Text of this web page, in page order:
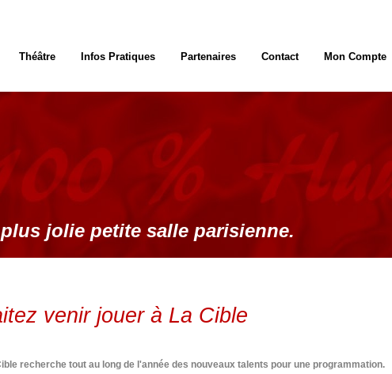
venir jouer à La Cible
recherche tout au long de l'année des nouveaux talents pour une programmation.
jolie petite salle parisienne.
Théâtre Infos Pratiques Partenaires Contact Mon Compte